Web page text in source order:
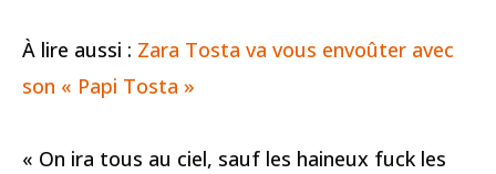
À lire aussi : Zara Tosta va vous envoûter avec
son « Papi Tosta »
« On ira tous au ciel, sauf les haineux fuck les